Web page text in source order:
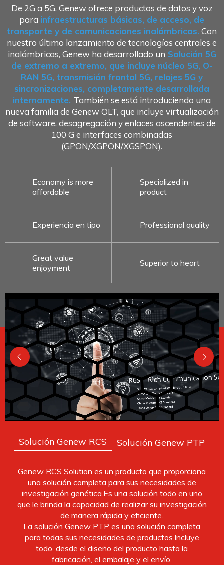
De 2G a 5G, Genew ofrece productos de datos y voz
para infraestructuras básicas, de acceso, de
transporte y de comunicaciones inalámbricas. Con
nuestro último lanzamiento de tecnologías centrales e
inalámbricas, Genew ha desarrollado un Solución 5G
de extremo a extremo, que incluye núcleo 5G, O-
RAN 5G, transmisión frontal 5G, relojes 5G y
sincronizaciones, completamente desarrollada
internamente. También se está introduciendo una
nueva familia de Genew OLT, que incluye virtualización
de software, desagregación y enlaces ascendentes de
100 G e interfaces combinadas
(GPON/XGPON/XGSPON).
Economy is more
affordable
Specialized in
product
Experiencia en tipo Professional quality
Great value
enjoyment
Superior to heart
Solución Genew RCS Solución Genew PTP
Genew RCS Solution es un producto que proporciona
una solución completa para sus necesidades de
investigación genética.Es una solución todo en uno
que le brinda la capacidad de realizar su investigación
de manera rápida y eficiente.
La solución Genew PTP es una solución completa
para todas sus necesidades de productos.Incluye
todo, desde el diseño del producto hasta la
fabricación, el embalaje y el envío.